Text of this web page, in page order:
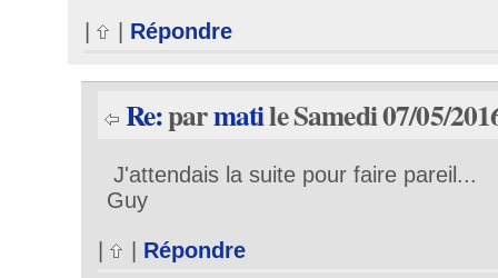
Répondre
Re:parmatile Samedi 07/05/
J'attendais la suite pour faire pareil...
Guy
| | Répondre